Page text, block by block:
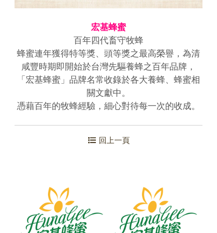
宏基蜂蜜
百年四代畜守牧蜂
蜂蜜連年獲得特等獎、頭等獎之最高榮譽，為清
咸豐時期即開始於台灣先驅養蜂之百年品牌，
「宏基蜂蜜」品牌名常收錄於各大養蜂、蜂蜜相
關文獻中。
憑藉百年的牧蜂經驗，細心對待每一次的收成。
回上一頁